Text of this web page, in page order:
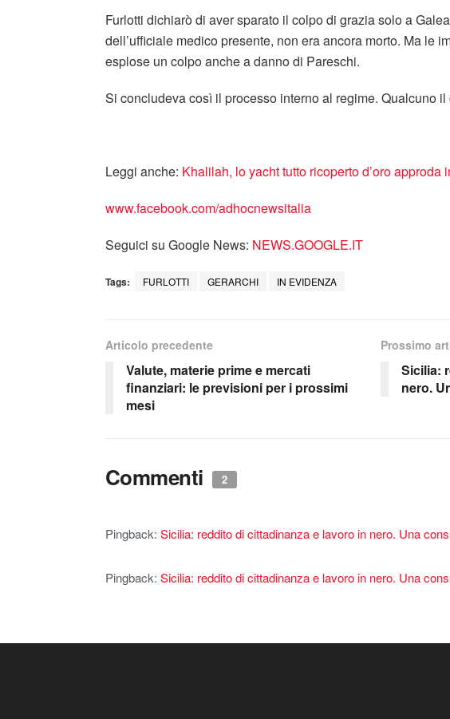
Furlotti dichiarò di aver sparato il colpo di grazia solo a
dell’ufficiale medico presente, non era ancora morto. Ma le
esplose un colpo anche a danno di Pareschi.
Si concludeva così il processo interno al regime. Qualcuno
Leggi anche: Khalilah, lo yacht tutto ricoperto d’oro approda
www.facebook.com/adhocnewsitalia
Seguici su Google News: NEWS.GOOGLE.IT
Tags: FURLOTTI GERARCHI IN EVIDENZA
Articolo precedente
Valute, materie prime e mercati
finanziari: le previsioni per i prossimi
mesi
Prossimo
Sicilia:
nero.
Commenti 2
Pingback: Sicilia: reddito di cittadinanza e lavoro in nero. Una
Pingback: Sicilia: reddito di cittadinanza e lavoro in nero. Una